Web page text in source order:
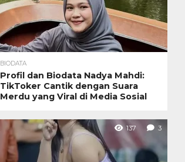
BIODATA
Profil dan Biodata Nadya Mahdi:
TikToker Cantik dengan Suara
Merdu yang Viral di Media Sosial
137 3